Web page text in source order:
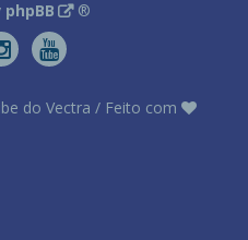
phpBB ®
do Vectra / Feito com